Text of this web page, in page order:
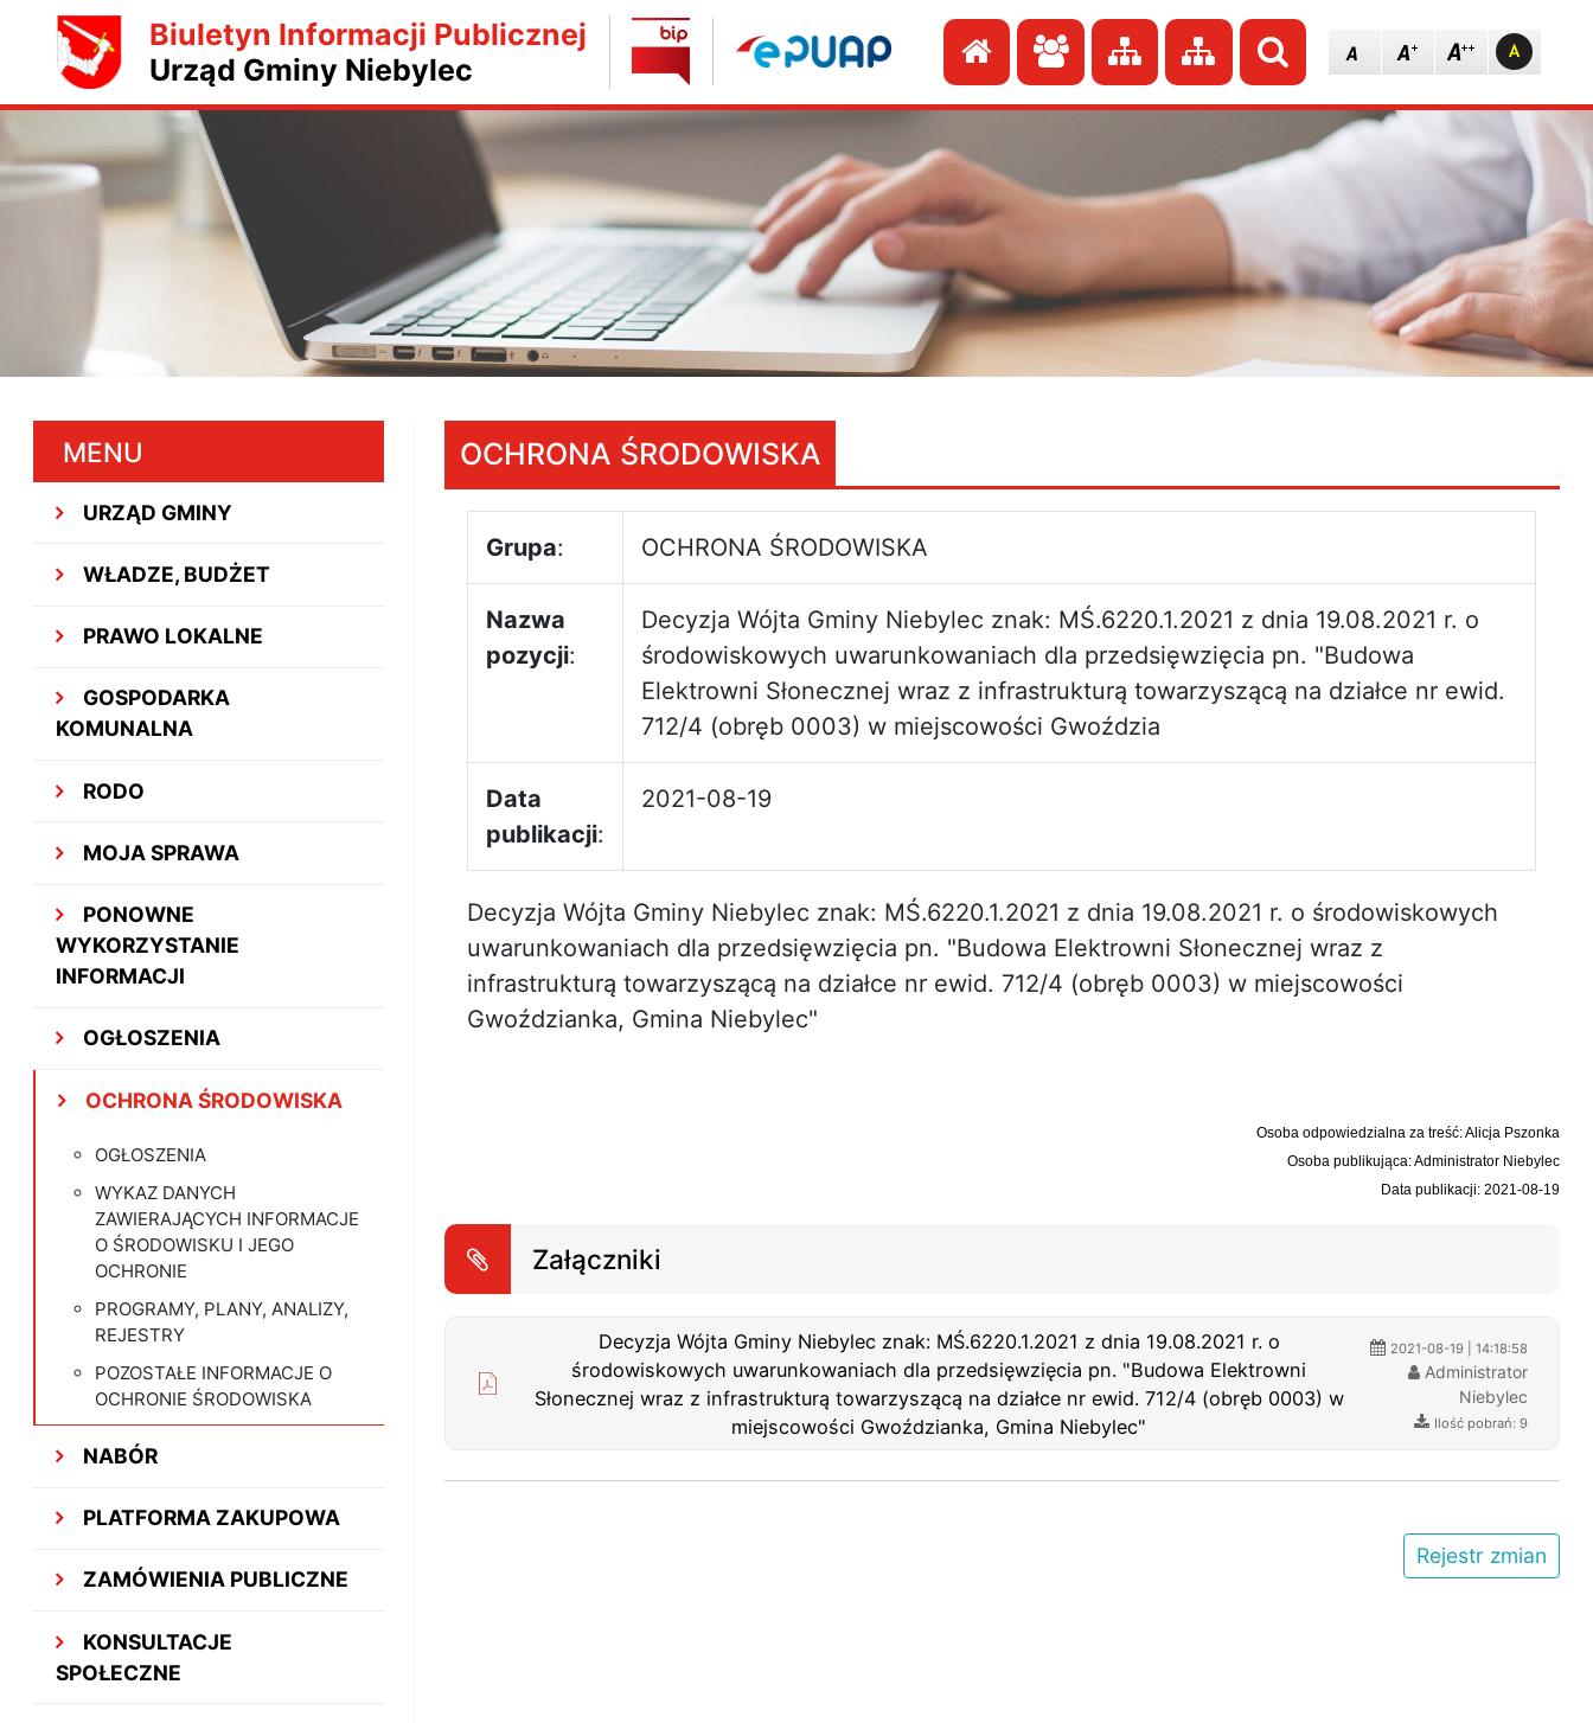
Biuletyn Informacji Publicznej
Urząd Gminy Niebylec
Przejdź do strony głównej
Przejdź do redakcji
Przejdź do mapy strony
Przejdź do mapy strony
Szukaj
MENU
URZĄD GMINY
WŁADZE, BUDŻET
PRAWO LOKALNE
GOSPODARKA
KOMUNALNA
RODO
MOJA SPRAWA
PONOWNE
WYKORZYSTANIE
INFORMACJI
OGŁOSZENIA
OCHRONA ŚRODOWISKA
OGŁOSZENIA
WYKAZ DANYCH
ZAWIERAJĄCYCH INFORMACJE
O ŚRODOWISKU I JEGO
OCHRONIE
PROGRAMY, PLANY, ANALIZY,
REJESTRY
POZOSTAŁE INFORMACJE O
OCHRONIE ŚRODOWISKA
NABÓR
PLATFORMA ZAKUPOWA
ZAMÓWIENIA PUBLICZNE
KONSULTACJE
SPOŁECZNE
OCHRONA ŚRODOWISKA
Grupa: OCHRONA ŚRODOWISKA
Nazwa
pozycji:
Decyzja Wójta Gminy Niebylec znak: MŚ.6220.1.2021 z dnia 19.08.2021 r. o
środowiskowych uwarunkowaniach dla przedsięwzięcia pn. "Budowa
Elektrowni Słonecznej wraz z infrastrukturą towarzyszącą na działce nr ewid.
712/4 (obręb 0003) w miejscowości Gwoździa
Data
publikacji:
2021-08-19
Decyzja Wójta Gminy Niebylec znak: MŚ.6220.1.2021 z dnia 19.08.2021 r. o środowiskowych
uwarunkowaniach dla przedsięwzięcia pn. "Budowa Elektrowni Słonecznej wraz z
infrastrukturą towarzyszącą na działce nr ewid. 712/4 (obręb 0003) w miejscowości
Gwoździanka, Gmina Niebylec"
Osoba odpowiedzialna za treść: Alicja Pszonka
Osoba publikująca: Administrator Niebylec
Data publikacji: 2021-08-19
Załączniki
Decyzja Wójta Gminy Niebylec znak: MŚ.6220.1.2021 z dnia 19.08.2021 r. o
środowiskowych uwarunkowaniach dla przedsięwzięcia pn. "Budowa Elektrowni
Słonecznej wraz z infrastrukturą towarzyszącą na działce nr ewid. 712/4 (obręb 0003) w
miejscowości Gwoździanka, Gmina Niebylec"
2021-08-19 | 14:18:58
Administrator
Niebylec
Ilość pobrań: 9
Rejestr zmian